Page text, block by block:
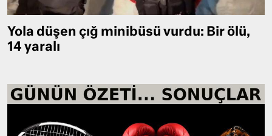
Yola düşen çığ minibüsü vurdu: Bir ölü,
14 yaralı